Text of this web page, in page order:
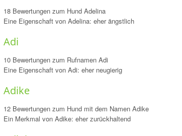
18 Bewertungen zum Hund Adelina
Eine Eigenschaft von Adelina: eher ängstlich
Adi
10 Bewertungen zum Rufnamen Adi
Eine Eigenschaft von Adi: eher neugierig
Adike
12 Bewertungen zum Hund mit dem Namen Adike
Ein Merkmal von Adike: eher zurückhaltend